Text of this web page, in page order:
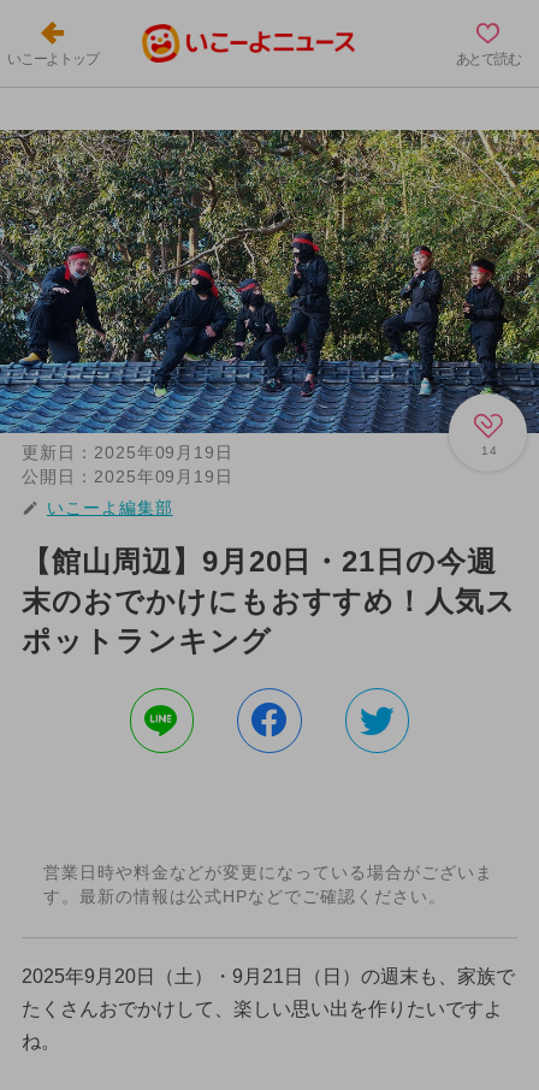
いこーよトップ あとで読む
14
更新日： 2025年09月19日
公開日： 2025年09月19日
いこーよ編集部
【館山周辺】9月20日・21日の今週
末のおでかけにもおすすめ！人気ス
ポットランキング
営業日時や料金などが変更になっている場合がございま
す。最新の情報は公式HPなどでご確認ください。
2025年9月20日（土）・9月21日（日）の週末も、家族で
たくさんおでかけして、楽しい思い出を作りたいですよ
ね。